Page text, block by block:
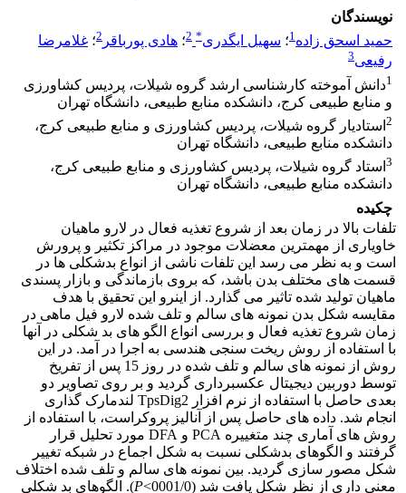
نویسندگان
حمید اسحق زاده1؛ سهیل ایگدری*
2؛ هادی پورباقر 2؛ غلامرضا
رفیعی3
1دانش آموخته کارشناسی ارشد گروه شیلات، پردیس کشاورزی
و منابع طبیعی کرج، دانشکده منابع طبیعی، دانشگاه تهران
2 استادیار گروه شیلات، پردیس کشاورزی و منابع طبیعی کرج،
دانشکده منابع طبیعی، دانشگاه تهران
3 استاد گروه شیلات، پردیس کشاورزی و منابع طبیعی کرج،
دانشکده منابع طبیعی، دانشگاه تهران
چکیده
تلفات بالا در زمان بعد از شروع تغذیه فعال در لارو ماهیان
خاویاری از مهمترین معضلات موجود در مراکز تکثیر و پرورش
است و به نظر می رسد این تلفات ناشی از انواع بدشکلی ها در
قسمت های مختلف بدن باشد، که بروی بازماندگی و بازار پسندی
ماهیان تولید شده تاثیر می گذارد. از اینرو این تحقیق با هدف
مقایسه شکل بدن نمونه های سالم و تلف شده لارو فیل ماهی در
زمان شروع تغذیه فعال و بررسی انواع الگو های بد شکلی در آنها
با استفاده از روش ریخت سنجی هندسی به اجرا در آمد. در این
روش از نمونه های سالم و تلف شده در روز 15 پس از تفریخ
توسط دوربین دیجیتال عکسبرداری گردید و بر روی تصاویر دو
بعدی حاصل با استفاده از نرم افزار TpsDig2 لندمارک گذاری
انجام شد. داده های حاصل پس از آنالیز پروکراست، با استفاده از
روش های آماری چند متغییره PCA و DFA مورد تحلیل قرار
گرفتند و الگوهای بدشکلی نسبت به شکل اجماع در شبکه تغییر
شکل مصور سازی گردید. بین نمونه های سالم و تلف شده اختلاف
معنی داری از نظر شکل یافت شد (0001/0>
P). الگوهای بد شکلی